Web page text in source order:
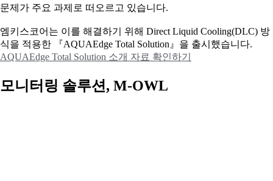
문제가 주요 과제로 떠오르고 있습니다.
엠키스코어는 이를 해결하기 위해 Direct Liquid Cooling(DLC) 방
식을 적용한 『AQUAEdge Total Solution』을 출시했습니다.
AQUAEdge Total Solution 소개 자료 확인하기
모니터링 솔루션, M-OWL